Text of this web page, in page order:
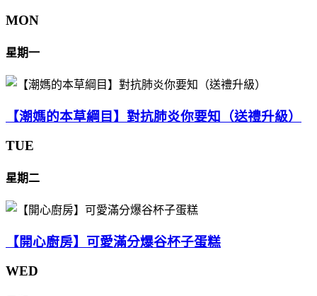
MON
星期一
【潮媽的本草綱目】對抗肺炎你要知（送禮升級）
TUE
星期二
【開心廚房】可愛滿分爆谷杯子蛋糕
WED